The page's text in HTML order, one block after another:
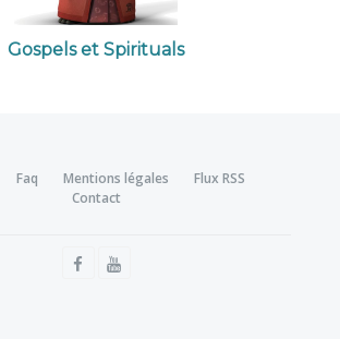
Gospels et Spirituals
Faq Mentions légales
Flux RSS
Contact